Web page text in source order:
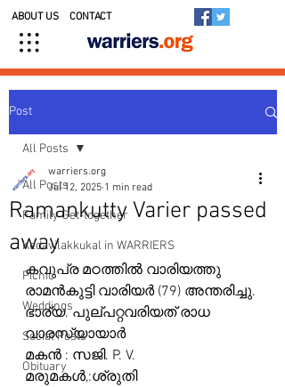
ABOUT US CONTACT
Post
All Posts
Family Get-together
Kedavilakkukal in WARRIERS
Picnic
Weddings
Social Posts
Obituary
All Posts
Ramankutty Varier passed
away
warriers.org
Jul 12, 2025 1 min read
കവുപ്ര മഠത്തിൽ വാരിയത്തു
രാമൻകുട്ടി വാരിയർ (79) അന്തരിച്ചു.
ഭാര്യ. പുല്പറ്റവരിയത് രാധ
വാരസ്യായാർ
മകൻ : സജി. P. V.
മരുമകൾ,:ശ്രുതി